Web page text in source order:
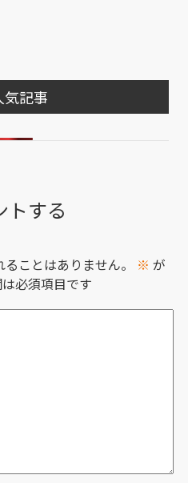
気記事
トする
ことはありません。 ※ が
必須項目です